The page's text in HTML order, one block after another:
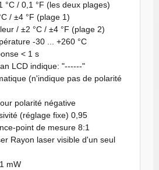
°C / 0,1 °F (les deux plages)
/ ±4 °F (plage 1)
/ ±2 °C / ±4 °F (plage 2)
-30 ... +260 °C
< 1 s
LCD indique: "------"
(n'indique pas de polarité
polarité négative
(réglage fixe) 0,95
point de mesure 8:1
Rayon laser visible d'un seul
mW